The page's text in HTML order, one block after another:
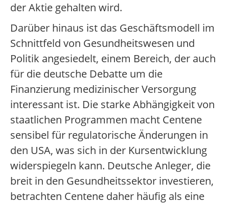
der Aktie gehalten wird.
Darüber hinaus ist das Geschäftsmodell im
Schnittfeld von Gesundheitswesen und
Politik angesiedelt, einem Bereich, der auch
für die deutsche Debatte um die
Finanzierung medizinischer Versorgung
interessant ist. Die starke Abhängigkeit von
staatlichen Programmen macht Centene
sensibel für regulatorische Änderungen in
den USA, was sich in der Kursentwicklung
widerspiegeln kann. Deutsche Anleger, die
breit in den Gesundheitssektor investieren,
betrachten Centene daher häufig als eine